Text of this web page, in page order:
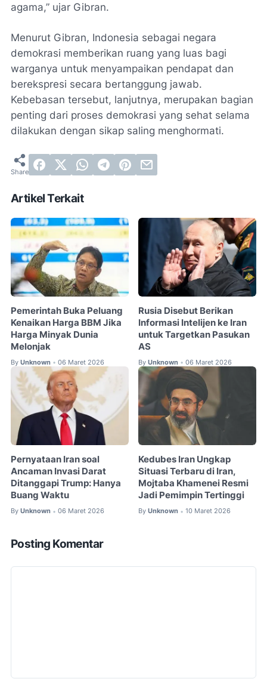
agama,” ujar Gibran.
Menurut Gibran, Indonesia sebagai negara
demokrasi memberikan ruang yang luas bagi
warganya untuk menyampaikan pendapat dan
berekspresi secara bertanggung jawab.
Kebebasan tersebut, lanjutnya, merupakan bagian
penting dari proses demokrasi yang sehat selama
dilakukan dengan sikap saling menghormati.
Artikel Terkait
Pemerintah Buka Peluang
Kenaikan Harga BBM Jika
Harga Minyak Dunia
Melonjak
By Unknown • 06 Maret 2026
Rusia Disebut Berikan
Informasi Intelijen ke Iran
untuk Targetkan Pasukan
AS
By Unknown • 06 Maret 2026
Pernyataan Iran soal
Ancaman Invasi Darat
Ditanggapi Trump: Hanya
Buang Waktu
By Unknown • 06 Maret 2026
Kedubes Iran Ungkap
Situasi Terbaru di Iran,
Mojtaba Khamenei Resmi
Jadi Pemimpin Tertinggi
By Unknown • 10 Maret 2026
Posting Komentar